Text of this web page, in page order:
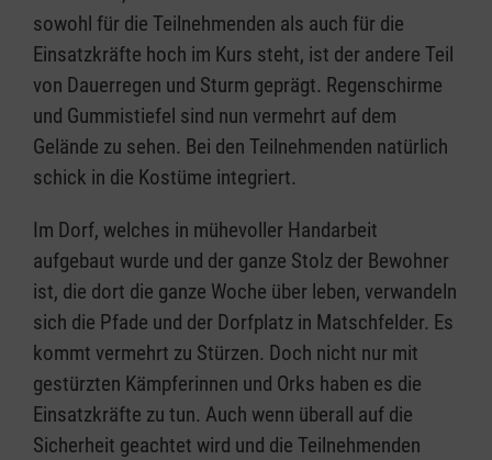
sowohl für die Teilnehmenden als auch für die
Einsatzkräfte hoch im Kurs steht, ist der andere Teil
von Dauerregen und Sturm geprägt. Regenschirme
und Gummistiefel sind nun vermehrt auf dem
Gelände zu sehen. Bei den Teilnehmenden natürlich
schick in die Kostüme integriert.
Im Dorf, welches in mühevoller Handarbeit
aufgebaut wurde und der ganze Stolz der Bewohner
ist, die dort die ganze Woche über leben, verwandeln
sich die Pfade und der Dorfplatz in Matschfelder. Es
kommt vermehrt zu Stürzen. Doch nicht nur mit
gestürzten Kämpferinnen und Orks haben es die
Einsatzkräfte zu tun. Auch wenn überall auf die
Sicherheit geachtet wird und die Teilnehmenden